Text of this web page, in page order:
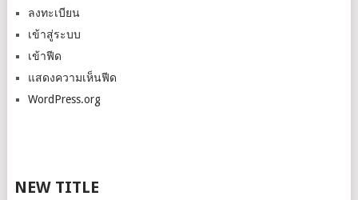
ลงทะเบียน
เข้าสู่ระบบ
เข้าฟีด
แสดงความเห็นฟีด
WordPress.org
NEW TITLE